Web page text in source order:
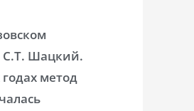
С.Т. Шацкий.
метод